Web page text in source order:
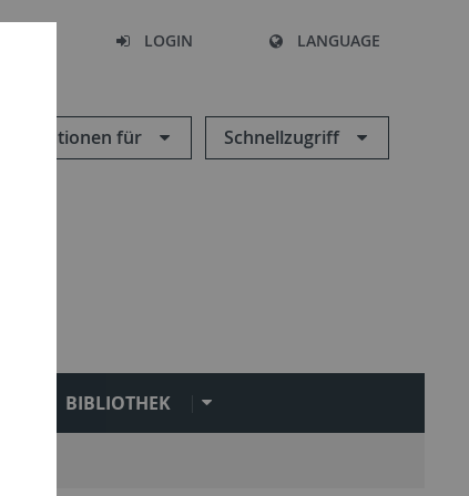
LOGIN LANGUAGE
Informationen für Schnellzugriff
BIBLIOTHEK